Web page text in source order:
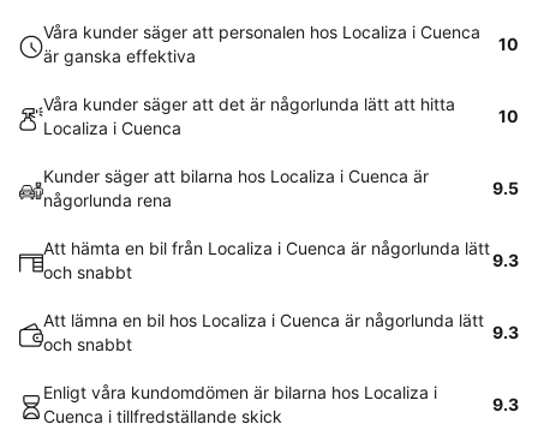
Våra kunder säger att personalen hos Localiza i Cuenca
är ganska effektiva
10
Våra kunder säger att det är någorlunda lätt att hitta
Localiza i Cuenca
10
Kunder säger att bilarna hos Localiza i Cuenca är
någorlunda rena
9.5
Att hämta en bil från Localiza i Cuenca är någorlunda lätt
och snabbt
9.3
Att lämna en bil hos Localiza i Cuenca är någorlunda lätt
och snabbt
9.3
Enligt våra kundomdömen är bilarna hos Localiza i
Cuenca i tillfredställande skick
9.3